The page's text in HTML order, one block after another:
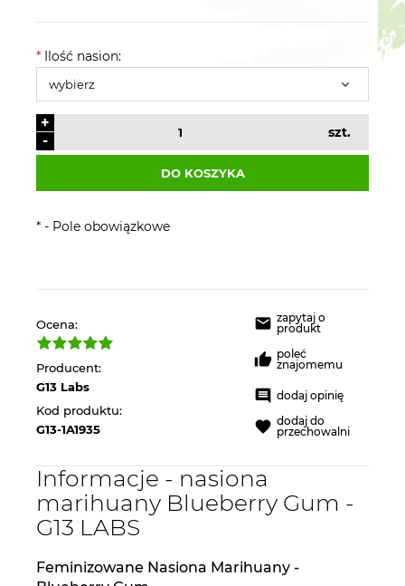
* Ilość nasion:
-
+
szt.
DO KOSZYKA
* - Pole obowiązkowe
Ocena:
Producent:
G13 Labs
Kod produktu:
G13-1A1935
zapytaj o
produkt
poleć
znajomemu
dodaj opinię
dodaj do
przechowalni
Informacje - nasiona
marihuany Blueberry Gum -
G13 LABS
Feminizowane Nasiona Marihuany -